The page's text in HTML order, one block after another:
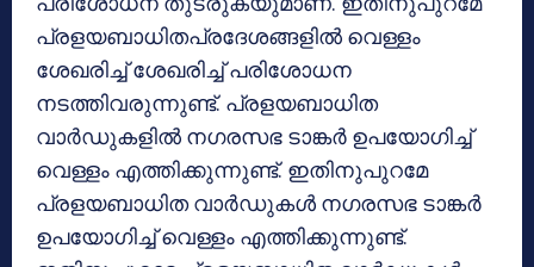
പ്രളയബാധിതപ്രദേശങ്ങളില്‍ വെള്ളം
ശേഖരിച്ച് ശേഖരിച്ച് പരിശോധന
നടത്തിവരുന്നുണ്ട്. പ്രളയബാധിത
വാര്‍ഡുകളില്‍ നഗരസഭ ടാങ്കര്‍ ഉപയോഗിച്ച്
വെള്ളം എത്തിക്കുന്നുണ്ട്. ഇതിനുപുറമേ
പ്രളയബാധിത വാര്‍ഡുകള്‍ നഗരസഭ ടാങ്കര്‍
ഉപയോഗിച്ച് വെള്ളം എത്തിക്കുന്നുണ്ട്.